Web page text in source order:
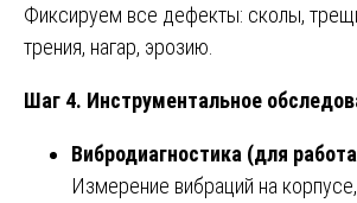
Фиксируем все дефекты: сколы,
трения, нагар, эрозию.
Шаг 4. Инструментальное
Вибродиагностика (для
Измерение вибраций на корпусе,